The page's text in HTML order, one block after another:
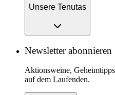
Unsere Tenutas
Newsletter abonnieren
Aktionsweine,
auf dem Laufenden.